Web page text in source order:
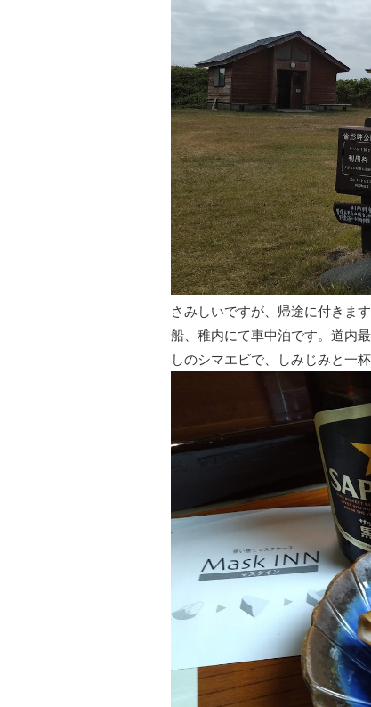
さみしいですが、帰途に付きま
船、稚内にて車中泊です。道内
しのシマエビで、しみじみと一杯